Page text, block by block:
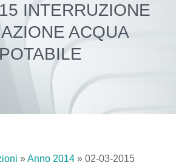
INTERRUZIONE
ACQUA
POTABILE
»Anno 2014 » 02-03-2015